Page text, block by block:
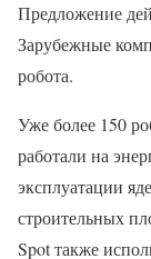
Предложение
Зарубежные
робота.
Уже более 150
работали на
эксплуатации
строительных
Spot также